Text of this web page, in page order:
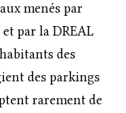
menés par
par la DREAL
des
des parkings
rarement de